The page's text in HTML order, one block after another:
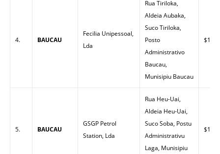
4. BAUCAU
Fecilia Unipessoal,
Lda
Rua Tiriloka,
Aldeia Aubaka,
Suco Tiriloka,
Posto
Administrativo
Baucau,
Munisipiu Baucau
$1.62
5. BAUCAU
GSGP Petrol
Station, Lda
Rua Heu-Uai,
Aldeia Heu-Uai,
Suco Soba, Postu
Administrativu
Laga, Munisipiu
$1.52